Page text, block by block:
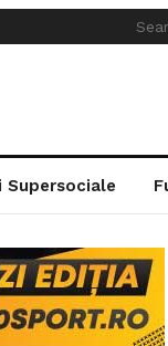
Supersociale